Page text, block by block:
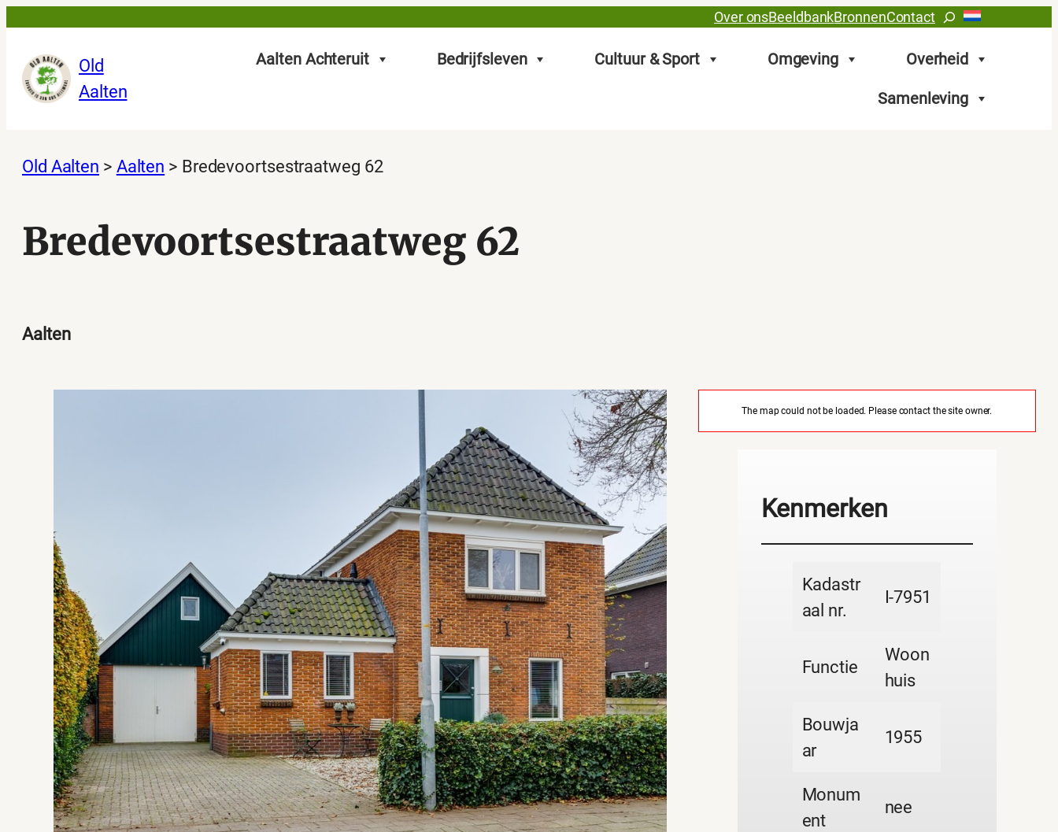
de
inhoud
Over onsBeeldbankBronnenContactZoeken
Old
Aalten
Aalten Achteruit Bedrijfsleven Cultuur & Sport Omgeving Overheid
Samenleving
Old Aalten > Aalten > Bredevoortsestraatweg 62
Bredevoortsestraatweg 62
Aalten
The map could not be loaded. Please contact the site owner.
Kenmerken
Kadastr
aal nr.
I-7951
Functie
Woon
huis
Bouwja
ar
1955
Monum
ent
nee